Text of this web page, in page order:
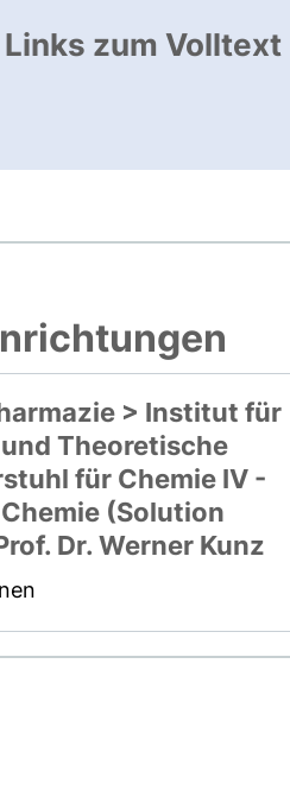
zum Volltext
> Institut für
Theoretische
für Chemie IV -
(Solution
Dr. Werner Kunz